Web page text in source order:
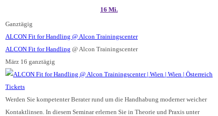
16 Mi.
Ganztägig
ALCON Fit for Handling @ Alcon Trainingscenter
ALCON Fit for Handling @ Alcon Trainingscenter
März 16 ganztägig
Tickets
Werden Sie kompetenter Berater rund um die Handhabung moderner weicher
Kontaktlinsen. In diesem Seminar erlernen Sie in Theorie und Praxis unter